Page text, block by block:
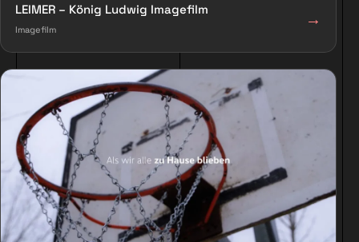
LEIMER – König Ludwig Imagefilm
Imagefilm →